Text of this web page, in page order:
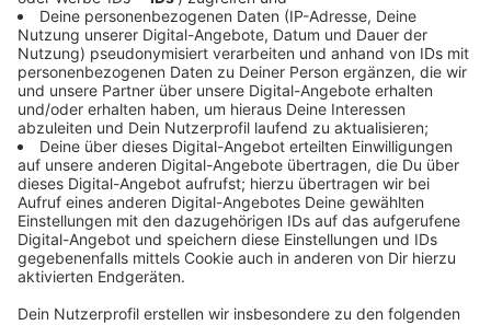
Straßen der Zukunft
Anzeige
An diesem Thema forscht Ulf Zander, Ingenieur bei der
Bundesanstalt für Straßenwesen. Dort hat man die
Folgen des Klimawandels auf unsere Infrastrukturen -
wie Straßen, Schienen und Wasserwege - im Blick und
sucht nach Lösungen.
Eine Möglichkeit Asphalt Hitzebeständiger zu machen:
Die Rezeptur verändern, sagt der Experte. Außerdem